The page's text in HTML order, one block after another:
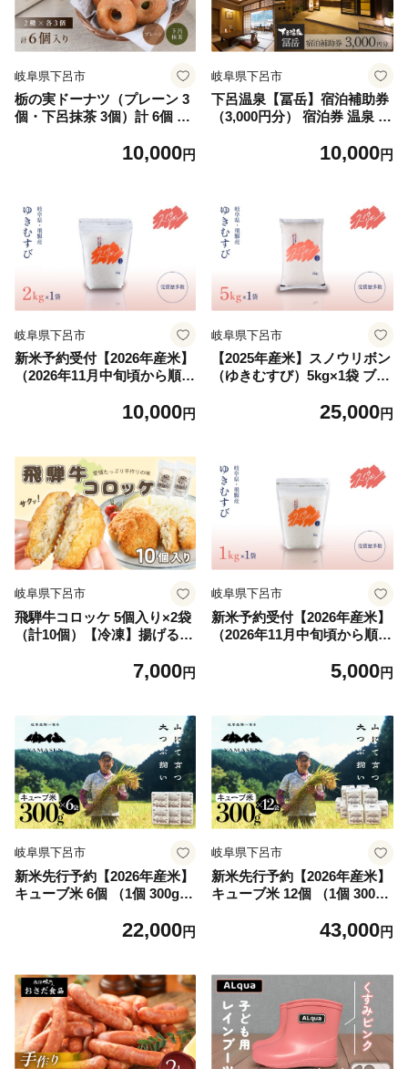
岐阜県下呂市
栃の実ドーナツ（プレーン 3
個・下呂抹茶 3個）計 6個 個
ツ お菓子 贈答 ギフト 栃の実
10,000円
岐阜県下呂市
下呂温泉【冨岳】宿泊補助券
（3,000円分） 宿泊券 温泉 旅
10,000円
岐阜県下呂市
新米予約受付【2026年産米】
（2026年11月中旬頃から順次
10,000円
岐阜県下呂市
【2025年産米】スノウリボン
（ゆきむすび）5kg×1袋 ブラ
産 まん丸屋 下呂市25,000円
岐阜県下呂市
飛騨牛コロッケ 5個入り×2袋
（計10個）【冷凍】揚げるだ
7,000円
岐阜県下呂市
新米予約受付【2026年産米】
（2026年11月中旬頃から順次
5,000円
岐阜県下呂市
新米先行予約【2026年産米】
キューブ米 6個 （1個 300g
順次発送）すがたらいす 山仙
下呂市金山産 令和8年産 お米
精米 米 いのちのいち やませ
ん ブランド米
22,000円
岐阜県下呂市
新米先行予約【2026年産米】
キューブ米 12個 （1個 300g
順次発送）すがたらいす 山仙
下呂市金山産 令和8年産 お米
精米 米 いのちのいち やませ
ん ブランド米
43,000円